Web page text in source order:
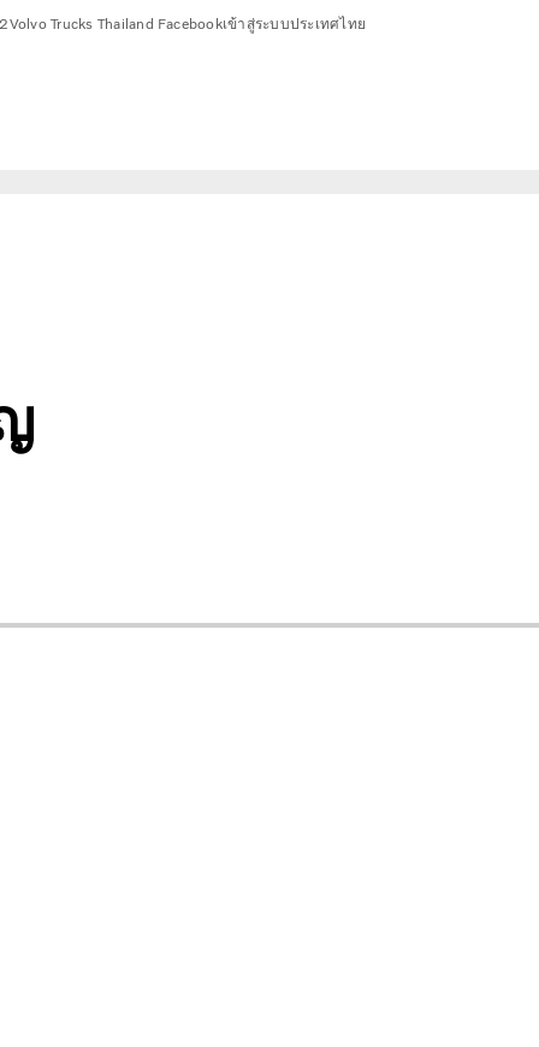
Volvo Trucks Thailand Facebookเข้าสู่ระบบประเทศไทย